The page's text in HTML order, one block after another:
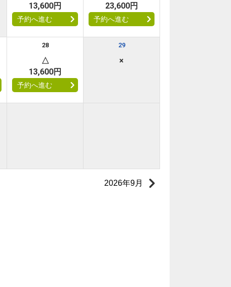
13,600円
予約へ進む
23,600円
予約へ進む
28
△
13,600円
予約へ進む
29
×
2026年9月